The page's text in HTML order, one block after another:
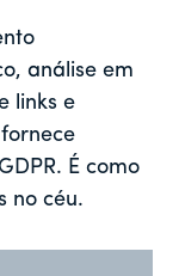
análise em
links e
É como
no céu.